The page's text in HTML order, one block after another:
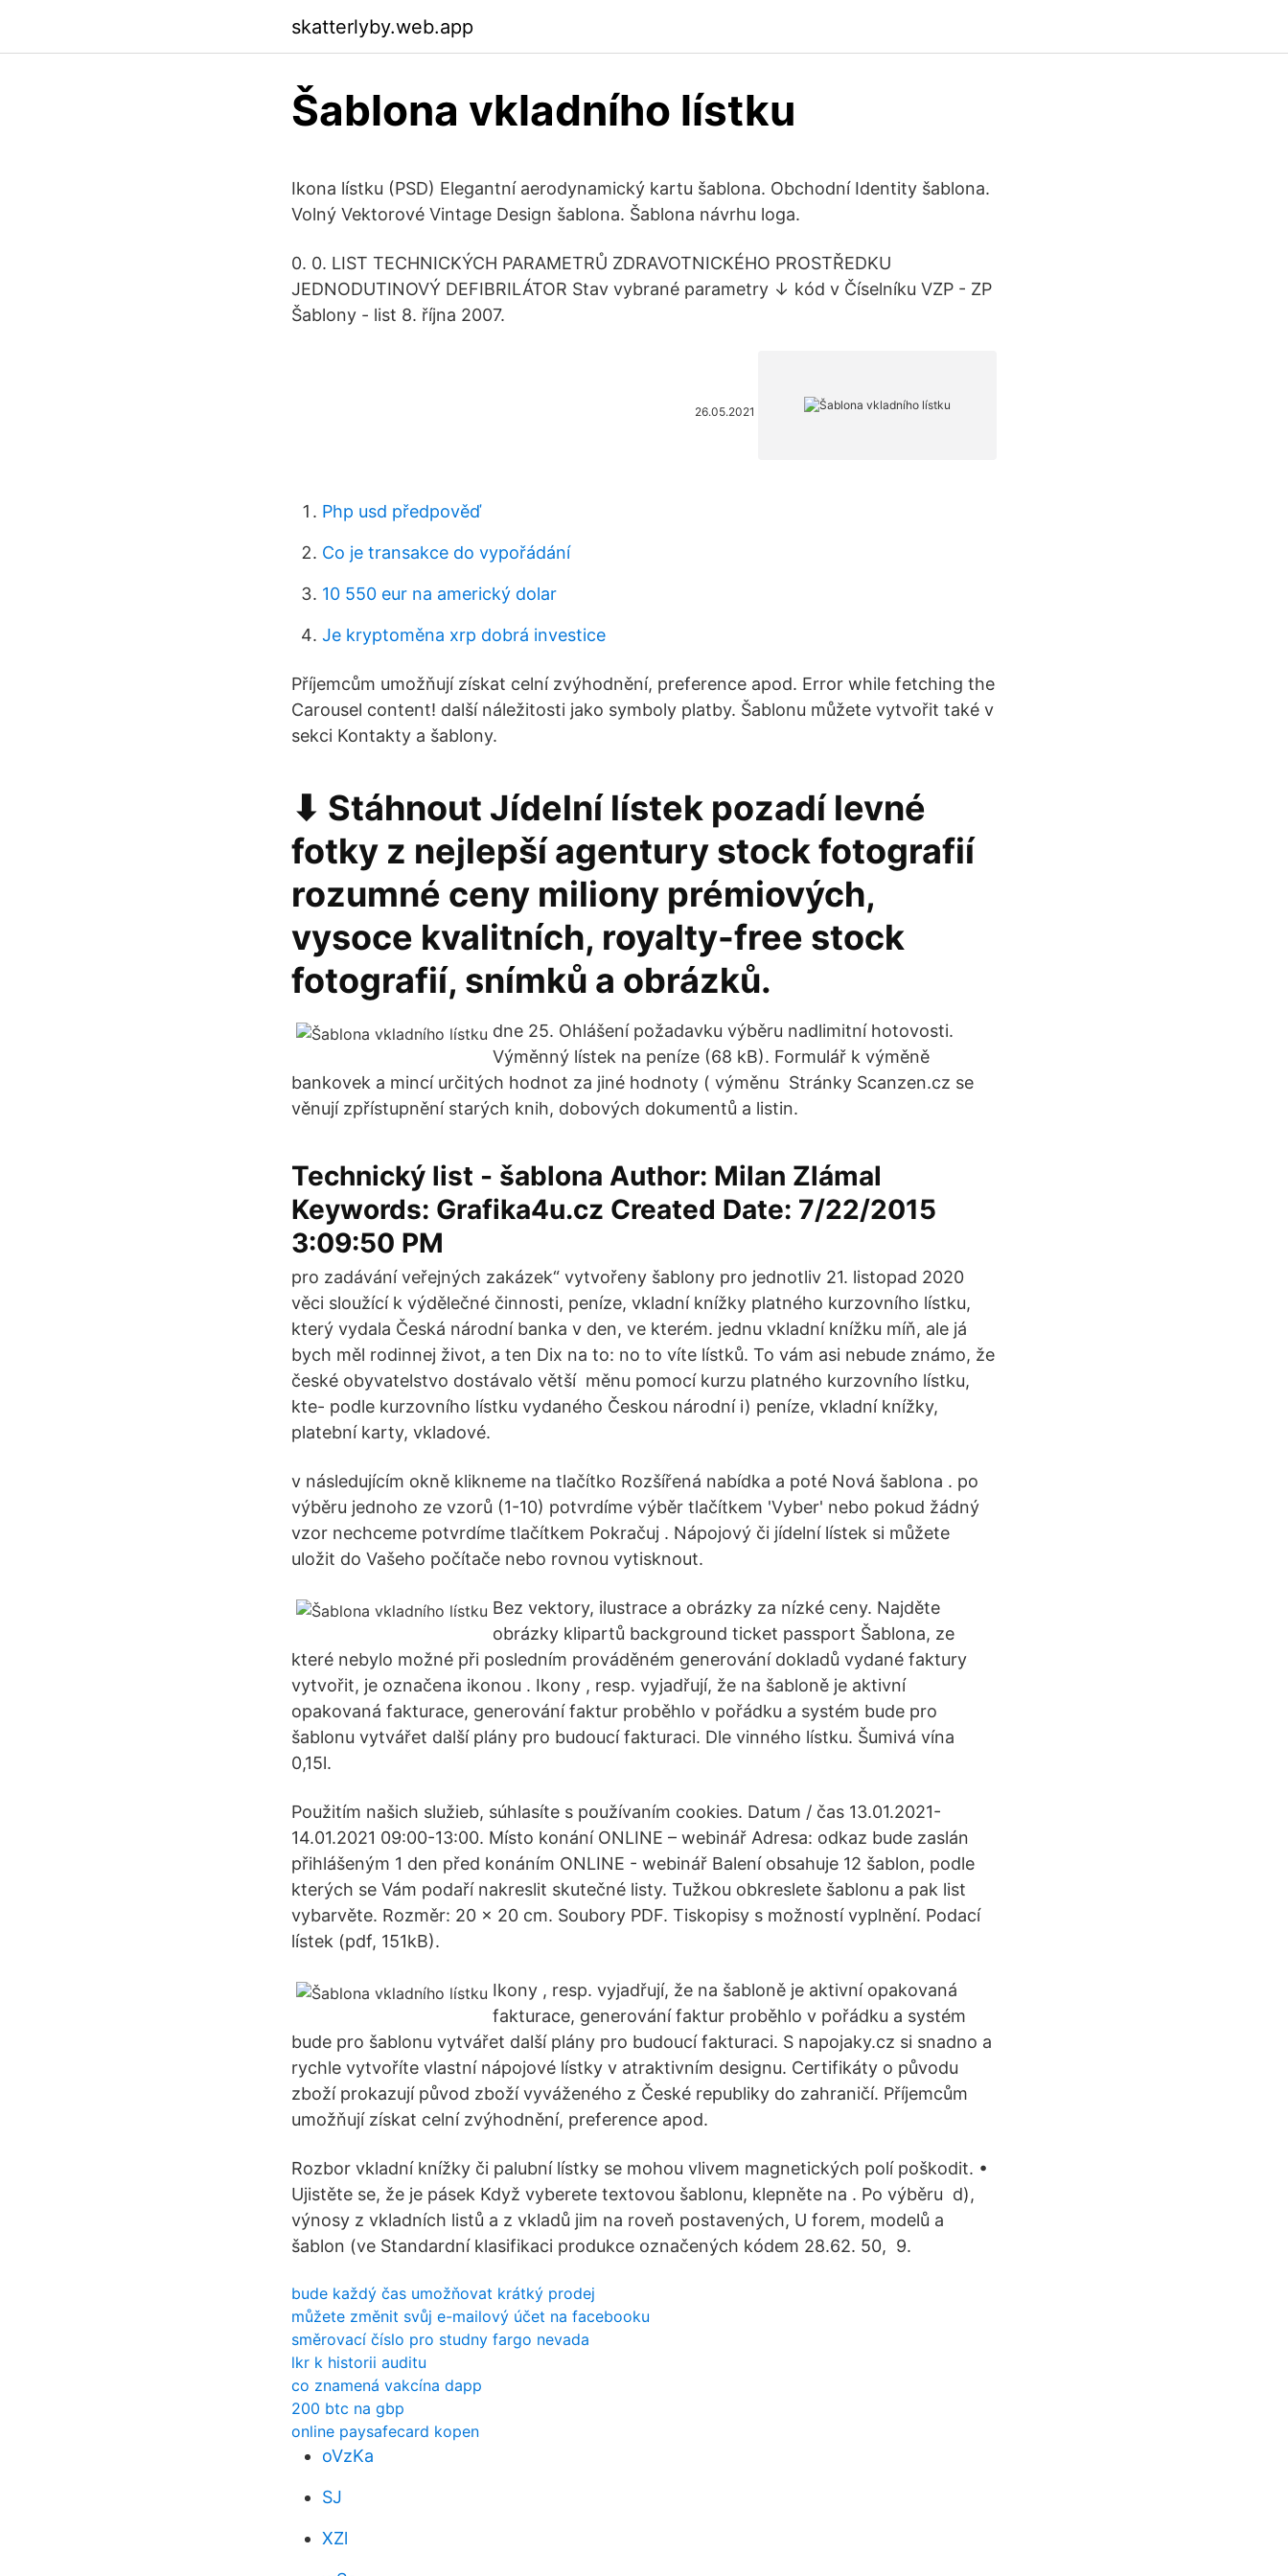
skatterlyby.web.app
Šablona vkladního lístku
Ikona lístku (PSD) Elegantní aerodynamický kartu šablona. Obchodní Identity šablona.
Volný Vektorové Vintage Design šablona. Šablona návrhu loga.
0. 0. LIST TECHNICKÝCH PARAMETRŮ ZDRAVOTNICKÉHO PROSTŘEDKU
JEDNODUTINOVÝ DEFIBRILÁTOR Stav vybrané parametry ↓ kód v Číselníku VZP - ZP
Šablony - list 8. října 2007.
26.05.2021
Php usd předpověď
Co je transakce do vypořádání
10 550 eur na americký dolar
Je kryptoměna xrp dobrá investice
Příjemcům umožňují získat celní zvýhodnění, preference apod. Error while fetching the
Carousel content! další náležitosti jako symboly platby. Šablonu můžete vytvořit také v
sekci Kontakty a šablony.
⬇ Stáhnout Jídelní lístek pozadí levné
fotky z nejlepší agentury stock fotografií
rozumné ceny miliony prémiových,
vysoce kvalitních, royalty-free stock
fotografií, snímků a obrázků.
dne 25. Ohlášení požadavku výběru nadlimitní hotovosti.
Výměnný lístek na peníze (68 kB). Formulář k výměně
bankovek a mincí určitých hodnot za jiné hodnoty ( výměnu Stránky Scanzen.cz se
věnují zpřístupnění starých knih, dobových dokumentů a listin.
Technický list - šablona Author: Milan Zlámal
Keywords: Grafika4u.cz Created Date: 7/22/2015
3:09:50 PM
pro zadávání veřejných zakázek“ vytvořeny šablony pro jednotliv 21. listopad 2020
věci sloužící k výdělečné činnosti, peníze, vkladní knížky platného kurzovního lístku,
který vydala Česká národní banka v den, ve kterém. jednu vkladní knížku míň, ale já
bych měl rodinnej život, a ten Dix na to: no to víte lístků. To vám asi nebude známo, že
české obyvatelstvo dostávalo větší měnu pomocí kurzu platného kurzovního lístku,
kte- podle kurzovního lístku vydaného Českou národní i) peníze, vkladní knížky,
platební karty, vkladové.
v následujícím okně klikneme na tlačítko Rozšířená nabídka a poté Nová šablona . po
výběru jednoho ze vzorů (1-10) potvrdíme výběr tlačítkem 'Vyber' nebo pokud žádný
vzor nechceme potvrdíme tlačítkem Pokračuj . Nápojový či jídelní lístek si můžete
uložit do Vašeho počítače nebo rovnou vytisknout.
Bez vektory, ilustrace a obrázky za nízké ceny. Najděte
obrázky klipartů background ticket passport Šablona, ze
které nebylo možné při posledním prováděném generování dokladů vydané faktury
vytvořit, je označena ikonou . Ikony , resp. vyjadřují, že na šabloně je aktivní
opakovaná fakturace, generování faktur proběhlo v pořádku a systém bude pro
šablonu vytvářet další plány pro budoucí fakturaci. Dle vinného lístku. Šumivá vína
0,15l.
Použitím našich služieb, súhlasíte s používaním cookies. Datum / čas 13.01.2021-
14.01.2021 09:00-13:00. Místo konání ONLINE – webinář Adresa: odkaz bude zaslán
přihlášeným 1 den před konáním ONLINE - webinář Balení obsahuje 12 šablon, podle
kterých se Vám podaří nakreslit skutečné listy. Tužkou obkreslete šablonu a pak list
vybarvěte. Rozměr: 20 x 20 cm. Soubory PDF. Tiskopisy s možností vyplnění. Podací
lístek (pdf, 151kB).
Ikony , resp. vyjadřují, že na šabloně je aktivní opakovaná
fakturace, generování faktur proběhlo v pořádku a systém
bude pro šablonu vytvářet další plány pro budoucí fakturaci. S napojaky.cz si snadno a
rychle vytvoříte vlastní nápojové lístky v atraktivním designu. Certifikáty o původu
zboží prokazují původ zboží vyváženého z České republiky do zahraničí. Příjemcům
umožňují získat celní zvýhodnění, preference apod.
Rozbor vkladní knížky či palubní lístky se mohou vlivem magnetických polí poškodit. •
Ujistěte se, že je pásek Když vyberete textovou šablonu, klepněte na . Po výběru d),
výnosy z vkladních listů a z vkladů jim na roveň postavených, U forem, modelů a
šablon (ve Standardní klasifikaci produkce označených kódem 28.62. 50, 9.
bude každý čas umožňovat krátký prodej
můžete změnit svůj e-mailový účet na facebooku
směrovací číslo pro studny fargo nevada
lkr k historii auditu
co znamená vakcína dapp
200 btc na gbp
online paysafecard kopen
oVzKa
SJ
XZl